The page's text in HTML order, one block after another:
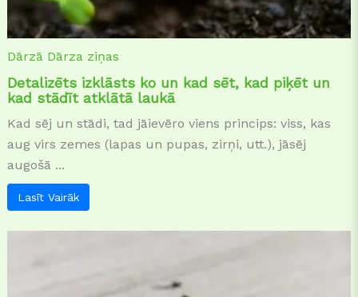
Dārzā Dārza ziņas
Detalizēts izklāsts ko un kad sēt, kad piķēt un
kad stādīt atklātā laukā
Kad sēj un stādi, tad jāievēro viens princips: viss, kas
aug virs zemes (lapas un pupas, zirņi, utt.), jāsēj
augošā ...
Lasīt Vairāk